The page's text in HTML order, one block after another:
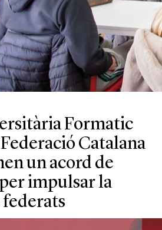
Formatic
Catalana
un acord de
impulsar la